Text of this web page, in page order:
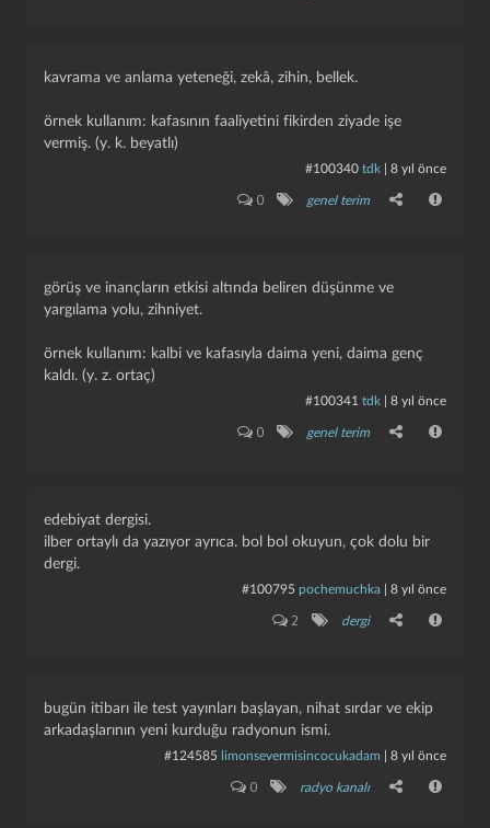
kavrama ve anlama yeteneği, zekâ, zihin, bellek.
örnek kullanım: kafasının faaliyetini fikirden ziyade işe
vermiş. (y. k. beyatlı)
#100340 tdk 8 yıl önce
0 genel terim
görüş ve inançların etkisi altında beliren düşünme ve
yargılama yolu, zihniyet.
örnek kullanım: kalbi ve kafasıyla daima yeni, daima genç
kaldı. (y. z. ortaç)
#100341 tdk 8 yıl önce
0 genel terim
edebiyat dergisi.
ilber ortaylı da yazıyor ayrıca. bol bol okuyun, çok dolu bir
dergi.
#100795 pochemuchka 8 yıl önce
2 dergi
bugün itibarı ile test yayınları başlayan, nihat sırdar ve ekip
arkadaşlarının yeni kurduğu radyonun ismi.
#124585 limonsevermisincocukadam 8 yıl önce
0 radyo kanalı